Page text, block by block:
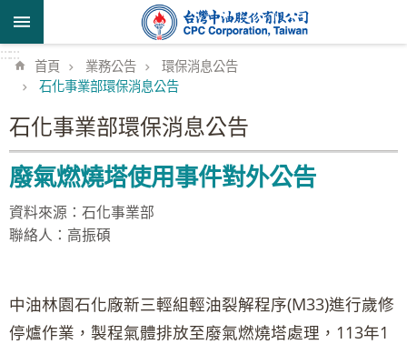
跳到主要內容區塊
::::::
首頁 業務公告
環保消息公告
石化事業部環保消息公告
石化事業部環保消息公告
廢氣燃燒塔使用事件對外公告
資料來源：石化事業部
聯絡人：高振碩
中油林園石化廠新三輕組輕油裂解程序(M33)進行歲修
停爐作業，製程氣體排放至廢氣燃燒塔處理，113年1